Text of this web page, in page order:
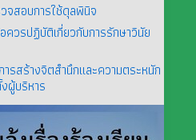
จสอบการใช้ดุลพินิจ
ควรปฏิบัติเกี่ยวกับการรักษาวินัย
ารสร้างจิตสำนึกและความตระหนัก
ผู้บริหาร